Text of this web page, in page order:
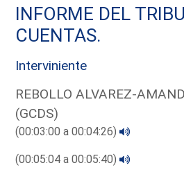
INFORME DEL
CUENTAS.
Interviniente
REBOLLO ALVAREZ-
(GCDS)
(00:03:00 a 00:04:26)
(00:05:04 a 00:05:40)